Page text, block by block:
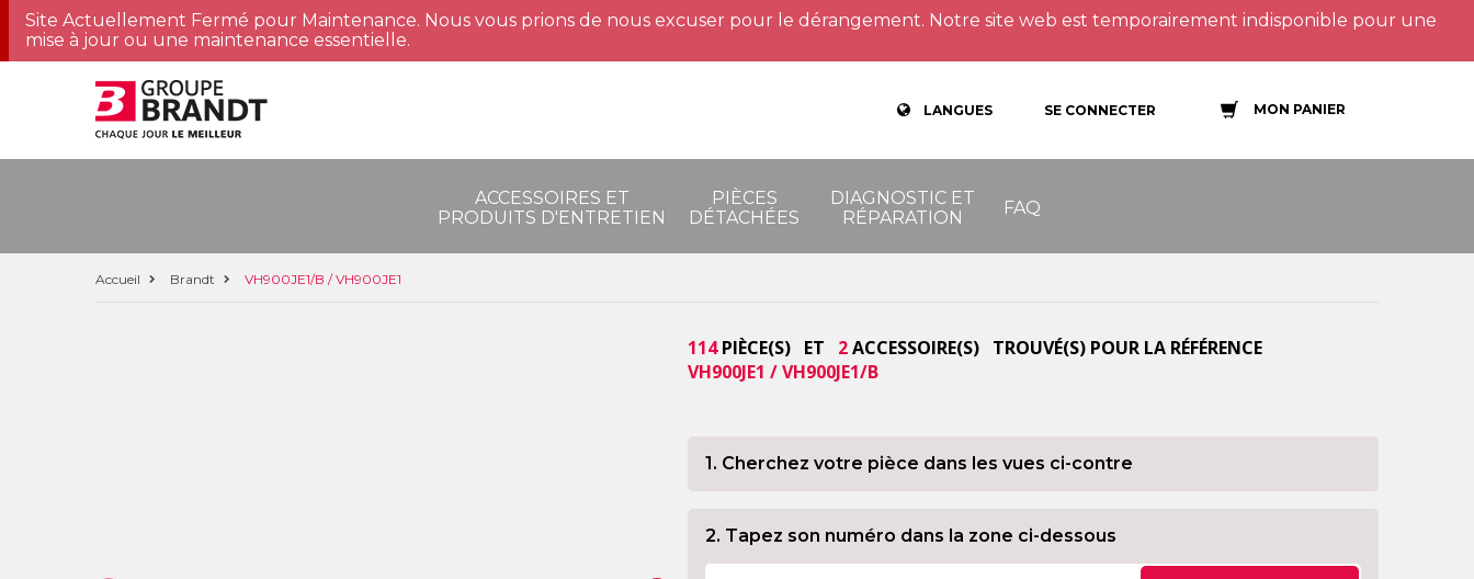
Site Actuellement Fermé pour Maintenance. Nous vous prions de nous excuser pour le dérangement. Notre site web est temporairement indisponible pour une
mise à jour ou une maintenance essentielle.
LANGUES SE CONNECTER MON PANIER
ACCESSOIRES ET
PRODUITS D'ENTRETIEN
PIÈCES
DÉTACHÉES
DIAGNOSTIC ET
RÉPARATION
FAQ
Accueil Brandt VH900JE1/B / VH900JE1
114PIÈCE(S) ET 2ACCESSOIRE(S) TROUVÉ(S) POUR LA RÉFÉRENCE
VH900JE1 / VH900JE1/B
1. Cherchez votre pièce dans les vues ci-contre
2. Tapez son numéro dans la zone ci-dessous